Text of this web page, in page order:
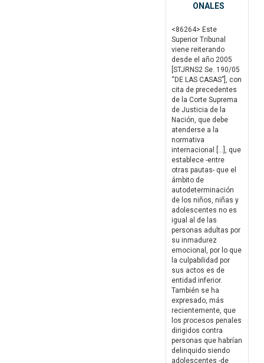
ONALES
<86264> Este
Superior Tribunal
viene reiterando
desde el año 2005
[STJRNS2 Se. 190/05
“DE LAS CASAS”], con
cita de precedentes
de la Corte Suprema
de Justicia de la
Nación, que debe
atenderse a la
normativa
internacional […], que
establece -entre
otras pautas- que el
ámbito de
autodeterminación
de los niños, niñas y
adolescentes no es
igual al de las
personas adultas por
su inmadurez
emocional, por lo que
la culpabilidad por
sus actos es de
entidad inferior.
También se ha
expresado, más
recientemente, que
los procesos penales
dirigidos contra
personas que habrían
delinquido siendo
adolescentes -de